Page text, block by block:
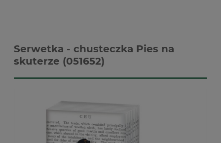
Serwetka - chusteczka Pies na
skuterze (051652)